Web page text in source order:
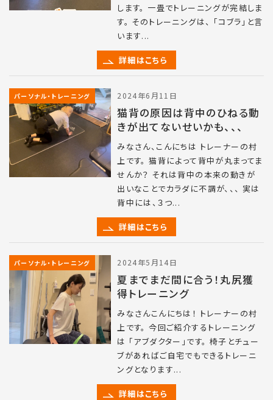
します。 一畳でトレーニングが完結しま
す。 そのトレーニングは、 「コブラ」と言
います...
詳細はこちら
パーソナル・トレーニング 2024年6月11日
猫背の原因は背中のひねる動
きが出てないせいかも、、、
みなさん、こんにちは トレーナーの村
上です。 猫背によって背中が丸まってま
せんか？ それは背中の本来の動きが
出いなことでカラダに不調が、、、 実は
背中には、３つ...
詳細はこちら
パーソナル・トレーニング 2024年5月14日
夏までまだ間に合う！丸尻獲
得トレーニング
みなさんこんにちは！ トレーナーの村
上です。 今回ご紹介するトレーニング
は 「アブダクター」です。 椅子とチュー
ブがあればご自宅でもできるトレーニ
ングとなります...
詳細はこちら